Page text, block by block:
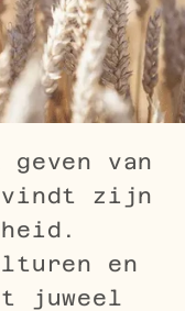
van
vindt zijn
en
juweel